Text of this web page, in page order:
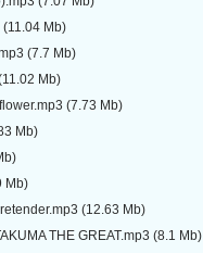
Mb)
(7.7 Mb)
Mb)
(7.73 Mb)
Mb)
Mb)
(12.63 Mb)
THE GREAT.mp3 (8.1 Mb)